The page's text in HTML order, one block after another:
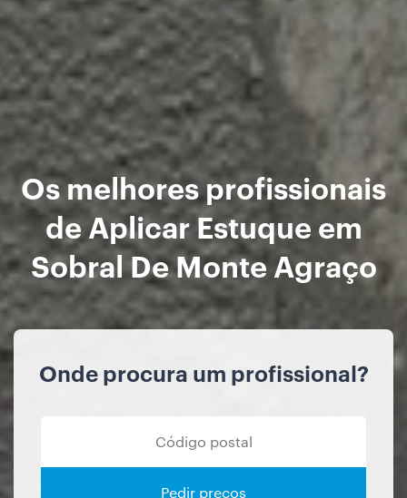
Os melhores profissionais
de Aplicar Estuque em
Sobral De Monte Agraço
Onde procura um profissional?
Pedir preços